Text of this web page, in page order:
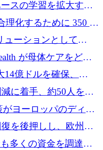
スの学習を拡大する
資金調達を完了
理化するために 350 万
ューションとして
が母体ケアをどの
億ドルを確保、
を申請、英国首相が
を発表
に着手、約50人を解
ヨーロッパのディー
に再構築しているか
を後押しし、欧州の
に105億ユーロに回復
多くの資金を調達し